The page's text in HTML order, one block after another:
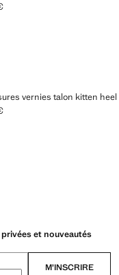
[49,99 € ]
vernies talon kitten heel
VERNIES TALON
[45,99 € ]
et nouveautés
M’INSCRIRE